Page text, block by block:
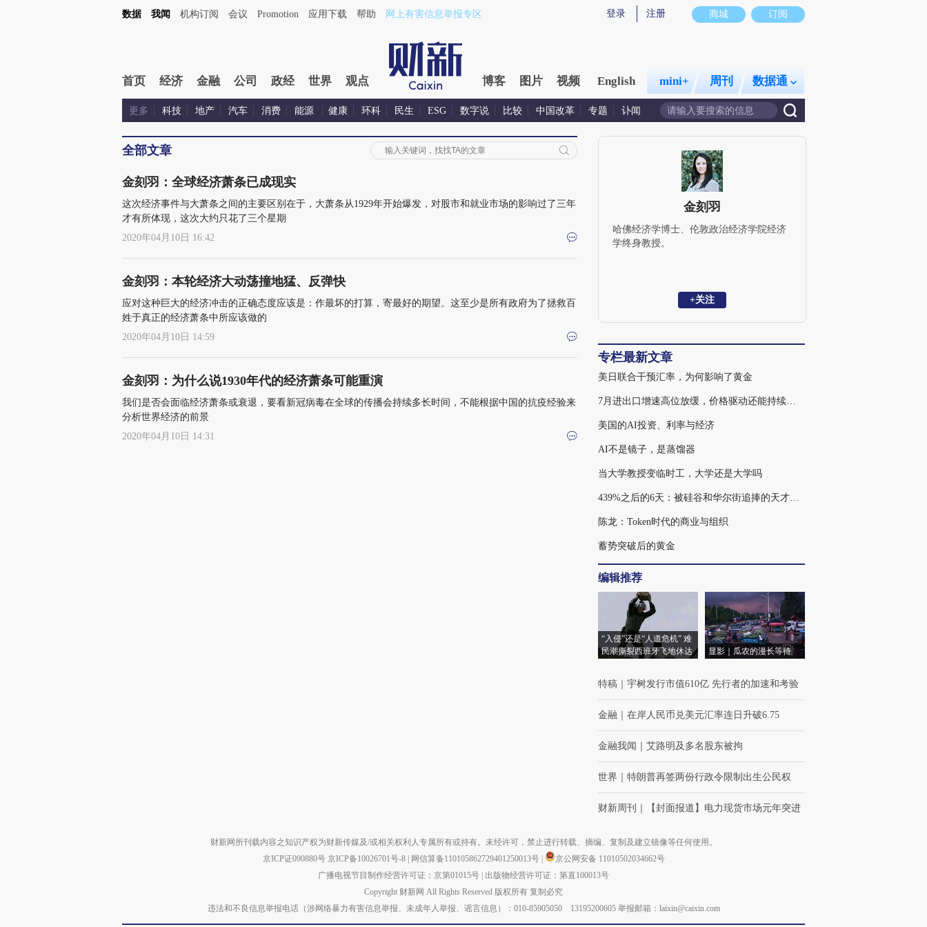
商城 订阅
登录 注册
数据 我闻 机构订阅 会议 Promotion 应用下载 帮助 网上有害信息举报专区
首页 经济 金融 公司 政经 世界 观点 博客 图片 视频 English mini+ 周刊 数据通
更多 科技 地产 汽车 消费 能源 健康 环科 民生 ESG 数字说 比较 中国改革 专题 讣闻
全部文章
金刻羽：全球经济萧条已成现实
这次经济事件与大萧条之间的主要区别在于，大萧条从1929年开始爆发，对股市和就业市场的影响过了三年
才有所体现，这次大约只花了三个星期
2020年04月10日 16:42
金刻羽：本轮经济大动荡撞地猛、反弹快
应对这种巨大的经济冲击的正确态度应该是：作最坏的打算，寄最好的期望。这至少是所有政府为了拯救百
姓于真正的经济萧条中所应该做的
2020年04月10日 14:59
金刻羽：为什么说1930年代的经济萧条可能重演
我们是否会面临经济萧条或衰退，要看新冠病毒在全球的传播会持续多长时间，不能根据中国的抗疫经验来
分析世界经济的前景
2020年04月10日 14:31
金刻羽
哈佛经济学博士、伦敦政治经济学院经济
学终身教授。
+关注
专栏最新文章
美日联合干预汇率，为何影响了黄金
7月进出口增速高位放缓，价格驱动还能持续多久
美国的AI投资、利率与经济
AI不是镜子，是蒸馏器
当大学教授变临时工，大学还是大学吗
439%之后的6天：被硅谷和华尔街追捧的天才，为何走入杠杆误区
陈龙：Token时代的商业与组织
蓄势突破后的黄金
编辑推荐
“入侵”还是“人道危机” 难
民潮撕裂西班牙飞地休达
显影｜瓜农的漫长等待
特稿 宇树发行市值610亿 先行者的加速和考验
金融 在岸人民币兑美元汇率连日升破6.75
金融我闻 艾路明及多名股东被拘
世界 特朗普再签两份行政令限制出生公民权
财新周刊 【封面报道】电力现货市场元年突进
财新网所刊载内容之知识产权为财新传媒及/或相关权利人专属所有或持有。未经许可，禁止进行转载、摘编、复制及建立镜像等任何使用。
京ICP证090880号 京ICP备10026701号-8 网信算备110105862729401250013号
京公网安备 11010502034662号
广播电视节目制作经营许可证：京第01015号 出版物经营许可证：第直100013号
Copyright 财新网 All Rights Reserved 版权所有 复制必究
违法和不良信息举报电话（涉网络暴力有害信息举报、未成年人举报、谣言信息）：010-85905050 13195200605 举报邮箱：laixin@caixin.com